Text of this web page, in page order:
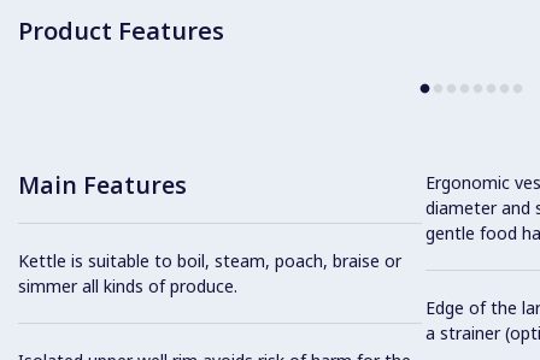
Product Features
Main Features
Kettle is suitable to boil, steam, poach, braise or
simmer all kinds of produce.
Ergonomic
diameter and
gentle food
Edge of the
a strainer